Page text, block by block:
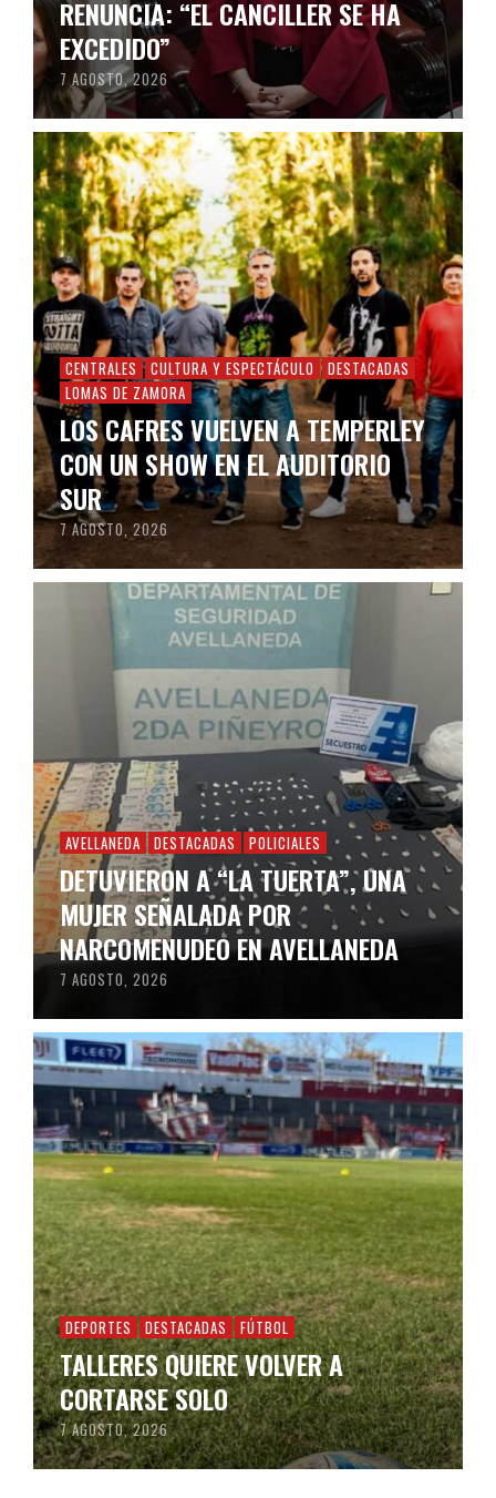
RENUNCIA: “EL CANCILLER SE HA
EXCEDIDO”
7 AGOSTO, 2026
CENTRALES CULTURA Y ESPECTÁCULO
DESTACADAS
LOMAS DE ZAMORA
LOS CAFRES VUELVEN A TEMPERLEY
CON UN SHOW EN EL AUDITORIO
SUR
7 AGOSTO, 2026
AVELLANEDA DESTACADAS POLICIALES
DETUVIERON A “LA TUERTA”, UNA
MUJER SEÑALADA POR
NARCOMENUDEO EN AVELLANEDA
7 AGOSTO, 2026
DEPORTES DESTACADAS FÚTBOL
TALLERES QUIERE VOLVER A
CORTARSE SOLO
7 AGOSTO, 2026